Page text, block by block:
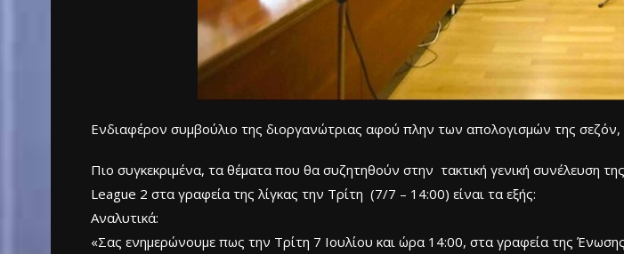
Ενδιαφέρον συμβούλιο της διοργανώτριας αφού πλην των απολογισμών της σεζόν,
Πιο συγκεκριμένα, τα θέματα που θα συζητηθούν στην τακτική γενική συνέλευση
League 2 στα γραφεία της λίγκας την Τρίτη (7/7 – 14:00) είναι τα εξής:
Αναλυτικά:
«Σας ενημερώνουμε πως την Τρίτη 7 Ιουλίου και ώρα 14:00, στα γραφεία της